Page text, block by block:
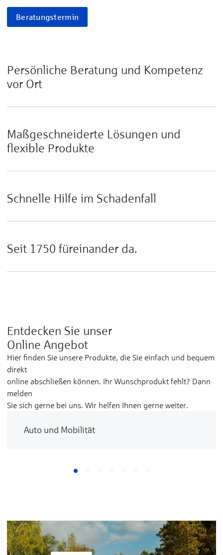
Beratungstermin
Persönliche Beratung und Kompetenz
vor Ort
Maßgeschneiderte Lösungen und
flexible Produkte
Schnelle Hilfe im Schadenfall
Seit 1750 füreinander da.
Entdecken Sie unser
Online Angebot
Hier finden Sie unsere Produkte, die Sie einfach und bequem
direkt
online abschließen können. Ihr Wunschprodukt fehlt? Dann
melden
Sie sich gerne bei uns. Wir helfen Ihnen gerne weiter.
Auto und Mobilität